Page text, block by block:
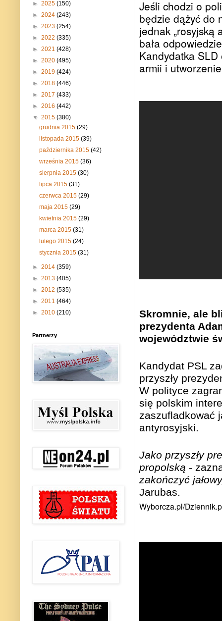
Jeśli chodzi o
będzie dążyć do
jednak „rosyjską
bała
Kandydatka
armii i
Skromnie, ale
prezydenta
województwie
Kandydat PSL
przyszły
W polityce
się polskim
zaszufladkować
antyrosyjski.
Jako przyszły
propolską -
zakończyć
Jarubas.
Wyborcza.pl/
► 2025 (150)
► 2024 (243)
► 2023 (254)
► 2022 (335)
► 2021 (428)
► 2020 (495)
► 2019 (424)
► 2018 (446)
► 2017 (433)
► 2016 (442)
▼ 2015 (380)
grudnia 2015(29)
listopada 2015(39)
października 2015(42)
września 2015(36)
sierpnia 2015(30)
lipca 2015(31)
czerwca 2015(29)
maja 2015(29)
kwietnia 2015(29)
marca 2015(31)
lutego 2015(24)
stycznia 2015(31)
► 2014 (359)
► 2013 (405)
► 2012 (535)
► 2011 (464)
► 2010 (210)
Partnerzy